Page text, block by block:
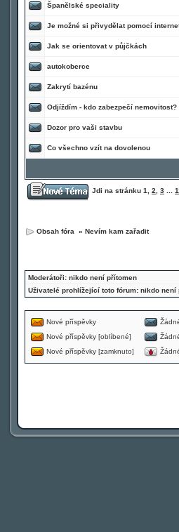
Španělské speciality
Je možné si přivydělat pomocí
Jak se orientovat v půjčkách
autokoberce
Zakrytí bazénu
Odjíždím - kdo zabezpečí nemovitost?
Dozor pro vaši stavbu
Co všechno vzít na dovolenou
Jdi na stránku 1 2 3
Obsah fóra » Nevím kam zařadit
Moderátoři: nikdo není přítomen
Uživatelé prohlížející toto fórum: nikdo není
Nové příspěvky
Nové příspěvky [oblíbené]
Nové příspěvky [zamknuto]